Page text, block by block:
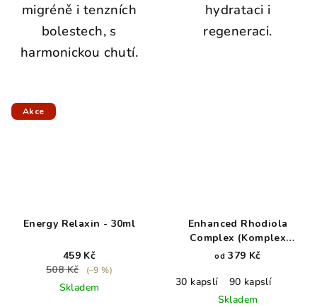
migréně i tenzních
bolestech, s
harmonickou chutí.
hydrataci i
regeneraci.
Akce
Energy Relaxin - 30ml
459 Kč
508 Kč
(–9 %)
Skladem
Enhanced Rhodiola
Complex (Komplex
Rozchodnice růžové s
od 379 Kč
30 kapslí
90 kapslí
Skladem